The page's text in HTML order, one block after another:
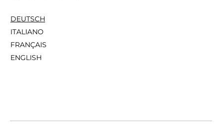
DEUTSCH
ITALIANO
FRANÇAIS
ENGLISH